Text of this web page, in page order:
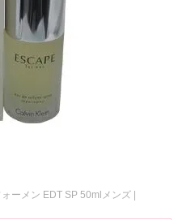
ーメン EDT SP 50mlメンズ |